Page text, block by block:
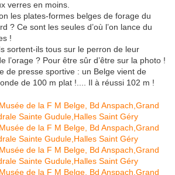
verres en moins.
les plates-formes belges de forage du
? Ce sont les seules d’où l’on lance du
!
sortent-ils tous sur le perron de leur
l’orage ? Pour être sûr d’être sur la photo !
de presse sportive : un Belge vient de
de 100 m plat !.... Il à réussi 102 m !